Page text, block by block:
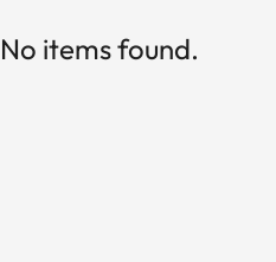
No items found.